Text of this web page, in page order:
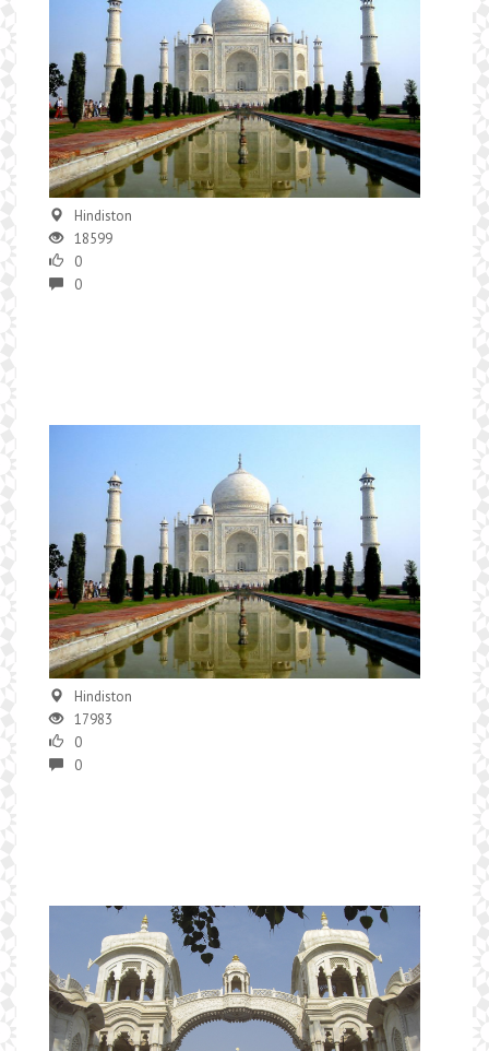
Hindiston
18599
0
0
Hindiston
17983
0
0